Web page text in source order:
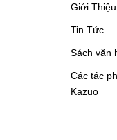
Giới Thiệu
Tin Tức
Sách văn
Các tác
Kazuo